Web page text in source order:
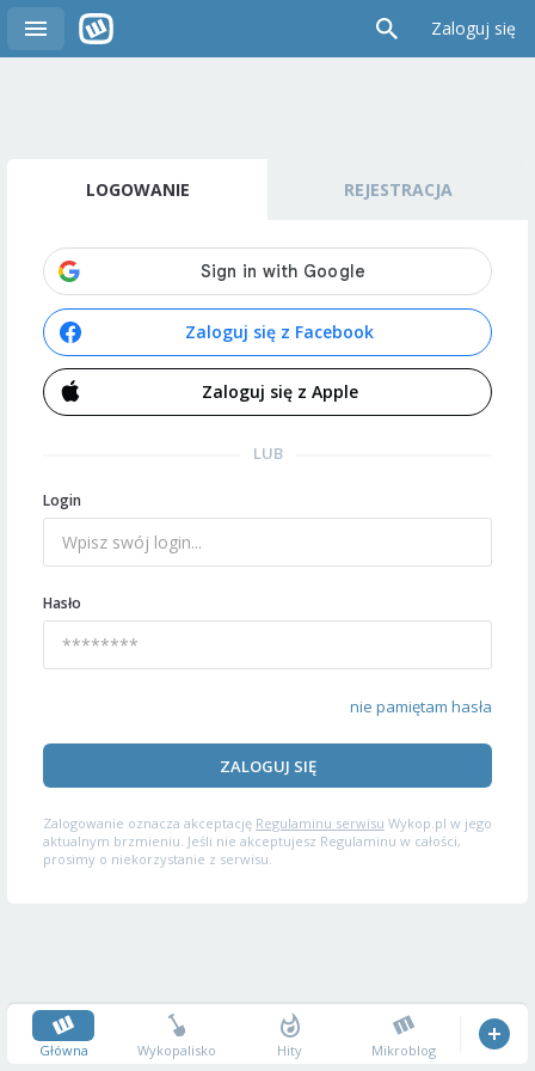
Zaloguj się
LOGOWANIE REJESTRACJA
Zaloguj się z Facebook
Zaloguj się z Apple
LUB
Login
Hasło
nie pamiętam hasła
ZALOGUJ SIĘ
Zalogowanie oznacza akceptację Regulaminu serwisu Wykop.pl w jego
aktualnym brzmieniu. Jeśli nie akceptujesz Regulaminu w całości,
prosimy o niekorzystanie z serwisu.
Główna Wykopalisko Hity Mikroblog